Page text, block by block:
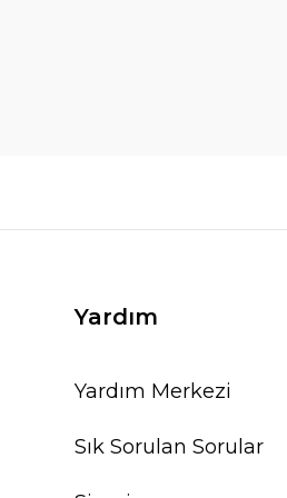
Yardım
Yardım Merkezi
Sık Sorulan Sorular